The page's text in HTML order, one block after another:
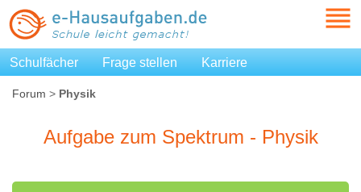
Schulfächer Frage stellen Karriere
Forum > Physik
Aufgabe zum Spektrum - Physik